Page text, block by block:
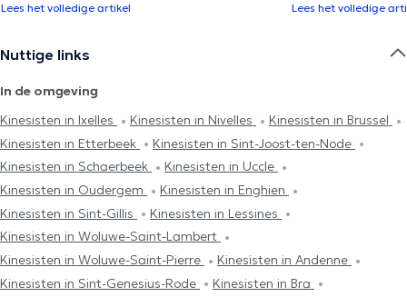
Lees het volledige artikel Lees het volledige
Nuttige links
In de omgeving
Kinesisten in Ixelles
Kinesisten in Nivelles
Kinesisten in Brussel
Kinesisten in Etterbeek
Kinesisten in Sint-Joost-ten-Node
Kinesisten in Schaerbeek
Kinesisten in Uccle
Kinesisten in Oudergem
Kinesisten in Enghien
Kinesisten in Sint-Gillis
Kinesisten in Lessines
Kinesisten in Woluwe-Saint-Lambert
Kinesisten in Woluwe-Saint-Pierre
Kinesisten in Andenne
Kinesisten in Sint-Genesius-Rode
Kinesisten in Bra